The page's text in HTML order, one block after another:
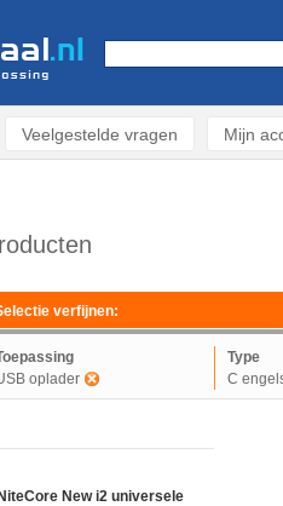
Veelgestelde vragen Mijn
verfijnen:
oplader
Type
C
NiteCore New i2 universele